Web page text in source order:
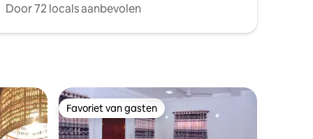
Door 72 locals aanbevolen
Favoriet van gasten
Favoriet van gasten